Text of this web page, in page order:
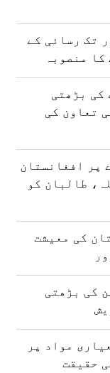
تک رسائی کے
منصوبہ
کی بڑھتی
تعاون کی
پر افغانستان
طالبان کو
کی معیشت
کی بڑھتی
مواد پر
حقیقت